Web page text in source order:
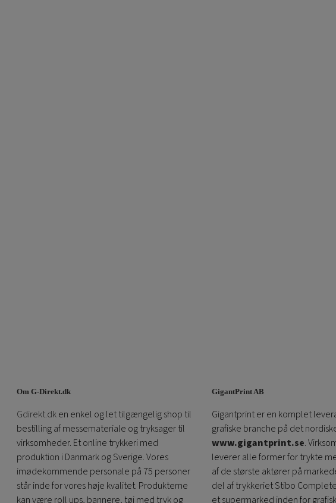
Om G-Direkt.dk
Gdirekt.dken enkel og let tilgængelig shop til
bestilling af messemateriale og tryksager til
virksomheder. Et online trykkeri med
produktion i Danmark og Sverige. Vores
imødekommende personale på 75 personer
står inde for vores høje kvalitet. Produkterne
kan være roll ups, bannere, tøj med tryk og
GigantPrint AB
Gigantprint er en komplet
grafiske branche på det
www.gigantprint.se.
leverer alle former for trykte
af ​​de største aktører på
del af trykkeriet Stibo
et supermarked inden for